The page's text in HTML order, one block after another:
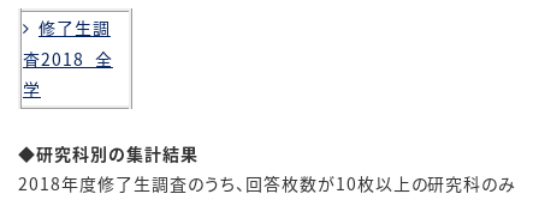
修了生調
査2018_全
学
◆研究科別の集計結果
2018年度修了生調査のうち、回答枚数が10枚以上の研究科のみ